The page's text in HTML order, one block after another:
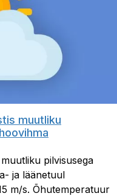
muutliku
pilvisusega
ja läänetuul
m/s. Õhutemperatuur